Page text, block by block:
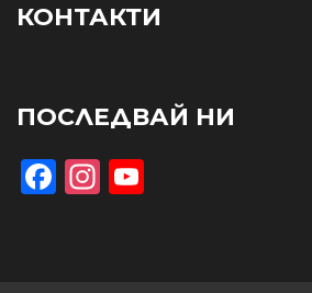
КОНТАКТИ
ПОСЛЕДВАЙ НИ
Facebook
Instagram